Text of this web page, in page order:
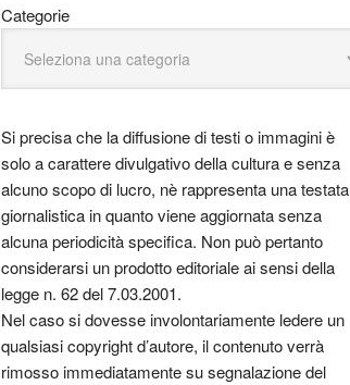
Categorie
Si precisa che la diffusione di testi o immagini è
solo a carattere divulgativo della cultura e senza
alcuno scopo di lucro, nè rappresenta una testata
giornalistica in quanto viene aggiornata senza
alcuna periodicità specifica. Non può pertanto
considerarsi un prodotto editoriale ai sensi della
legge n. 62 del 7.03.2001.
Nel caso si dovesse involontariamente ledere un
qualsiasi copyright d’autore, il contenuto verrà
rimosso immediatamente su segnalazione del